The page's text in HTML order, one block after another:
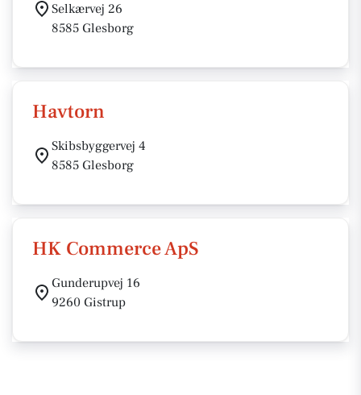
Selkærvej 26
8585 Glesborg
Havtorn
Skibsbyggervej 4
8585 Glesborg
HK Commerce ApS
Gunderupvej 16
9260 Gistrup